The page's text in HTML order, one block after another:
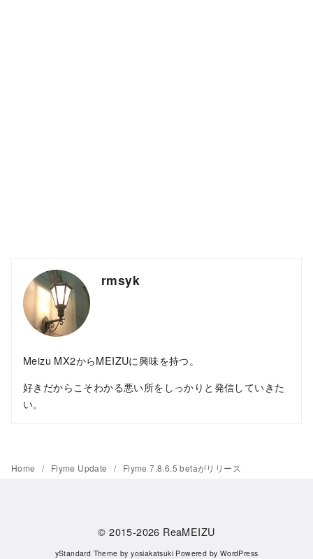
rmsyk
Meizu MX2からMEIZUに興味を持つ。
好きだからこそわかる悪い所をしっかりと発信していきた
い。
Home Flyme Update Flyme 7.8.6.5 betaがリリース
© 2015-2026 ReaMEIZU
yStandard Theme byyosiakatsuki Powered by WordPress